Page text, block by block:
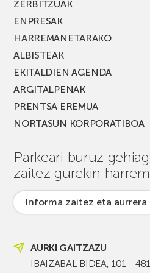
ZERBITZUAK
ENPRESAK
HARREMANETARAKO
ALBISTEAK
EKITALDIEN AGENDA
ARGITALPENAK
PRENTSA EREMUA
NORTASUN KORPORATIBOA
Parkeari buruz
zaitez gurekin
Informa zaitez eta aurrera
AURKI GAITZAZU
IBAIZABAL BIDEA, 101 -